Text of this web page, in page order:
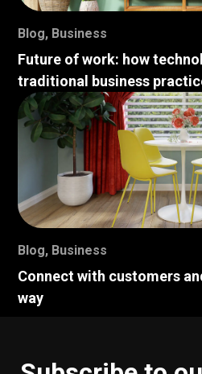
Blog, Business
Future of work: how
traditional business
Blog, Business
Connect with customers
way